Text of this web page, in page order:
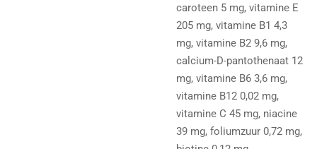
caroteen 5 mg, vitamine E
205 mg, vitamine B1 4,3
mg, vitamine B2 9,6 mg,
calcium-D-pantothenaat 12
mg, vitamine B6 3,6 mg,
vitamine B12 0,02 mg,
vitamine C 45 mg, niacine
39 mg, foliumzuur 0,72 mg,